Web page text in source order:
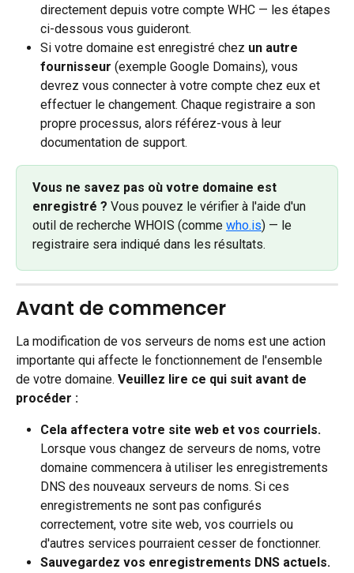
directement depuis votre compte WHC — les étapes
ci-dessous vous guideront.
Si votre domaine est enregistré chez un autre
fournisseur (exemple Google Domains), vous
devrez vous connecter à votre compte chez eux et
effectuer le changement. Chaque registraire a son
propre processus, alors référez-vous à leur
documentation de support.
Vous ne savez pas où votre domaine est
enregistré ? Vous pouvez le vérifier à l'aide d'un
outil de recherche WHOIS (comme who.is) — le
registraire sera indiqué dans les résultats.
Avant de commencer
La modification de vos serveurs de noms est une action
importante qui affecte le fonctionnement de l'ensemble
de votre domaine. Veuillez lire ce qui suit avant de
procéder :
Cela affectera votre site web et vos courriels.
Lorsque vous changez de serveurs de noms, votre
domaine commencera à utiliser les enregistrements
DNS des nouveaux serveurs de noms. Si ces
enregistrements ne sont pas configurés
correctement, votre site web, vos courriels ou
d'autres services pourraient cesser de fonctionner.
Sauvegardez vos enregistrements DNS actuels.